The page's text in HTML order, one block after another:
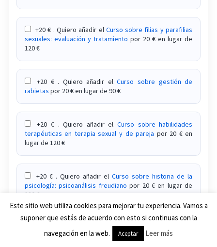
+20 € . Quiero añadir el Curso sobre filias y parafilias
sexuales: evaluación y tratamiento por 20 € en lugar de
120 €
+20 € . Quiero añadir elCurso sobre gestión de
rabietas por 20 € en lugar de 90 €
+20 € . Quiero añadir el Curso sobre habilidades
terapéuticas en terapia sexual y de pareja por 20 € en
lugar de 120 €
+20 € . Quiero añadir el Curso sobre historia de la
psicología: psicoanálisis freudiano por 20 € en lugar de
120 €
+20 € . Quiero añadir elCurso sobre historiales
clínicos en una consulta de psicologíapor 20 € en lugar de
Este sitio web utiliza cookies para mejorar tu experiencia. Vamos a
suponer que estás de acuerdo con esto si continuas con la
navegación en la web.
Aceptar Leer más